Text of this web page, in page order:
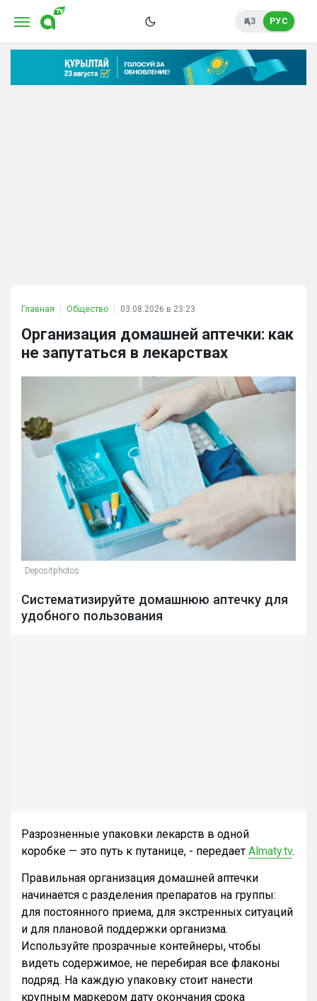
ҚАЗ РУС
Главная Общество 03.08.2026 в 23:23
Организация домашней аптечки: как
не запутаться в лекарствах
Depositphotos
Систематизируйте домашнюю аптечку для
удобного пользования
Разрозненные упаковки лекарств в одной
коробке — это путь к путанице, - передает Almaty.tv.
Правильная организация домашней аптечки
начинается с разделения препаратов на группы:
для постоянного приема, для экстренных ситуаций
и для плановой поддержки организма.
Используйте прозрачные контейнеры, чтобы
видеть содержимое, не перебирая все флаконы
подряд. На каждую упаковку стоит нанести
крупным маркером дату окончания срока